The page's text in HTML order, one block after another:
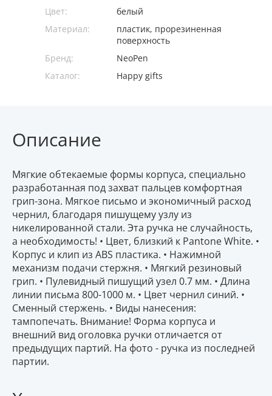
Цвет:
белый
Материал:
пластик, прорезиненная
поверхность
Бренд:
NeoPen
Каталог:
Happy gifts
Описание
Мягкие обтекаемые формы корпуса, специально
разработанная под захват пальцев комфортная
грип-зона. Мягкое письмо и экономичный расход
чернил, благодаря пишущему узлу из
никелированной стали. Эта ручка не случайность,
а необходимость! • Цвет, близкий к Pantone White. •
Корпус и клип из ABS пластика. • Нажимной
механизм подачи стержня. • Мягкий резиновый
грип. • Пулевидный пишущий узел 0.7 мм. • Длина
линии письма 800-1000 м. • Цвет чернил синий. •
Сменный стержень. • Виды нанесения:
тампопечать. Внимание! Форма корпуса и
внешний вид оголовка ручки отличается от
предыдущих партий. На фото - ручка из последней
партии.